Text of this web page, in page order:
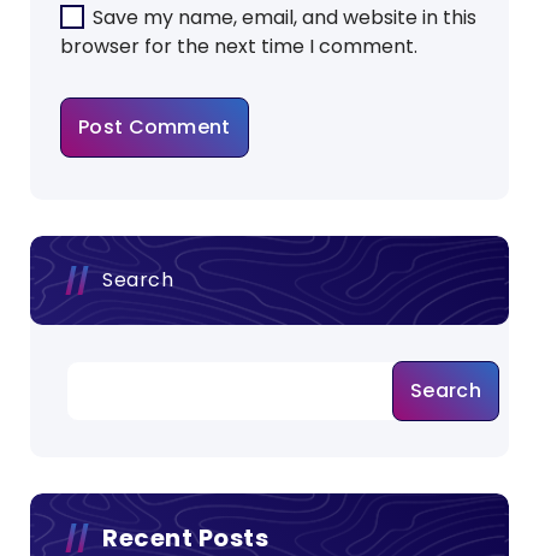
Save my name, email, and website in this
browser for the next time I comment.
Search
Search
Recent Posts